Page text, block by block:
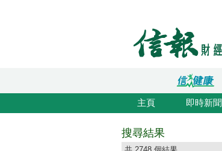
主頁 即時新聞
搜尋結果